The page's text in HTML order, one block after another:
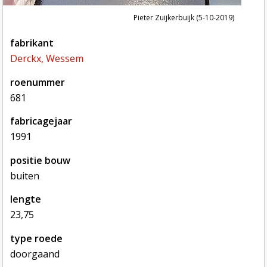
Pieter Zuijkerbuijk (5-10-2019)
fabrikant
Derckx, Wessem
roenummer
681
fabricagejaar
1991
positie bouw
buiten
lengte
23,75
type roede
doorgaand